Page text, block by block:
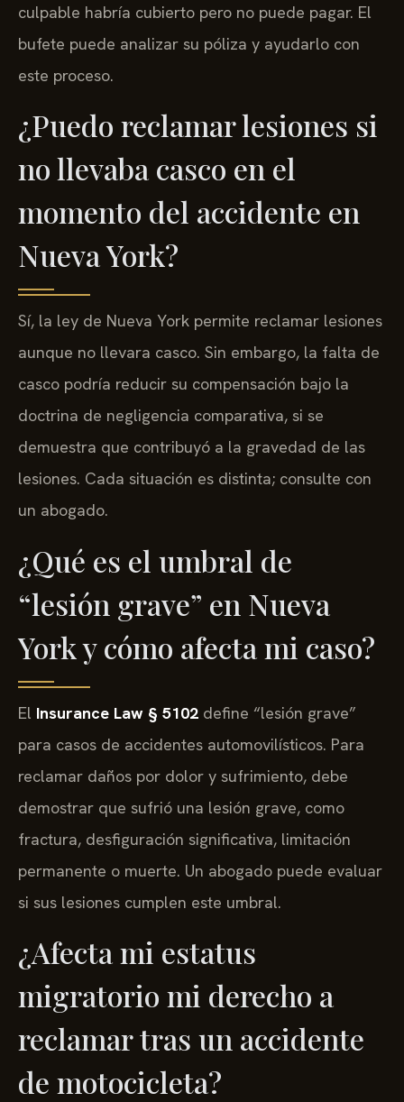
culpable habría cubierto pero no puede pagar. El
bufete puede analizar su póliza y ayudarlo con
este proceso.
¿Puedo reclamar lesiones si
no llevaba casco en el
momento del accidente en
Nueva York?
Sí, la ley de Nueva York permite reclamar lesiones
aunque no llevara casco. Sin embargo, la falta de
casco podría reducir su compensación bajo la
doctrina de negligencia comparativa, si se
demuestra que contribuyó a la gravedad de las
lesiones. Cada situación es distinta; consulte con
un abogado.
¿Qué es el umbral de
“lesión grave” en Nueva
York y cómo afecta mi caso?
El Insurance Law § 5102 define “lesión grave”
para casos de accidentes automovilísticos. Para
reclamar daños por dolor y sufrimiento, debe
demostrar que sufrió una lesión grave, como
fractura, desfiguración significativa, limitación
permanente o muerte. Un abogado puede evaluar
si sus lesiones cumplen este umbral.
¿Afecta mi estatus
migratorio mi derecho a
reclamar tras un accidente
de motocicleta?